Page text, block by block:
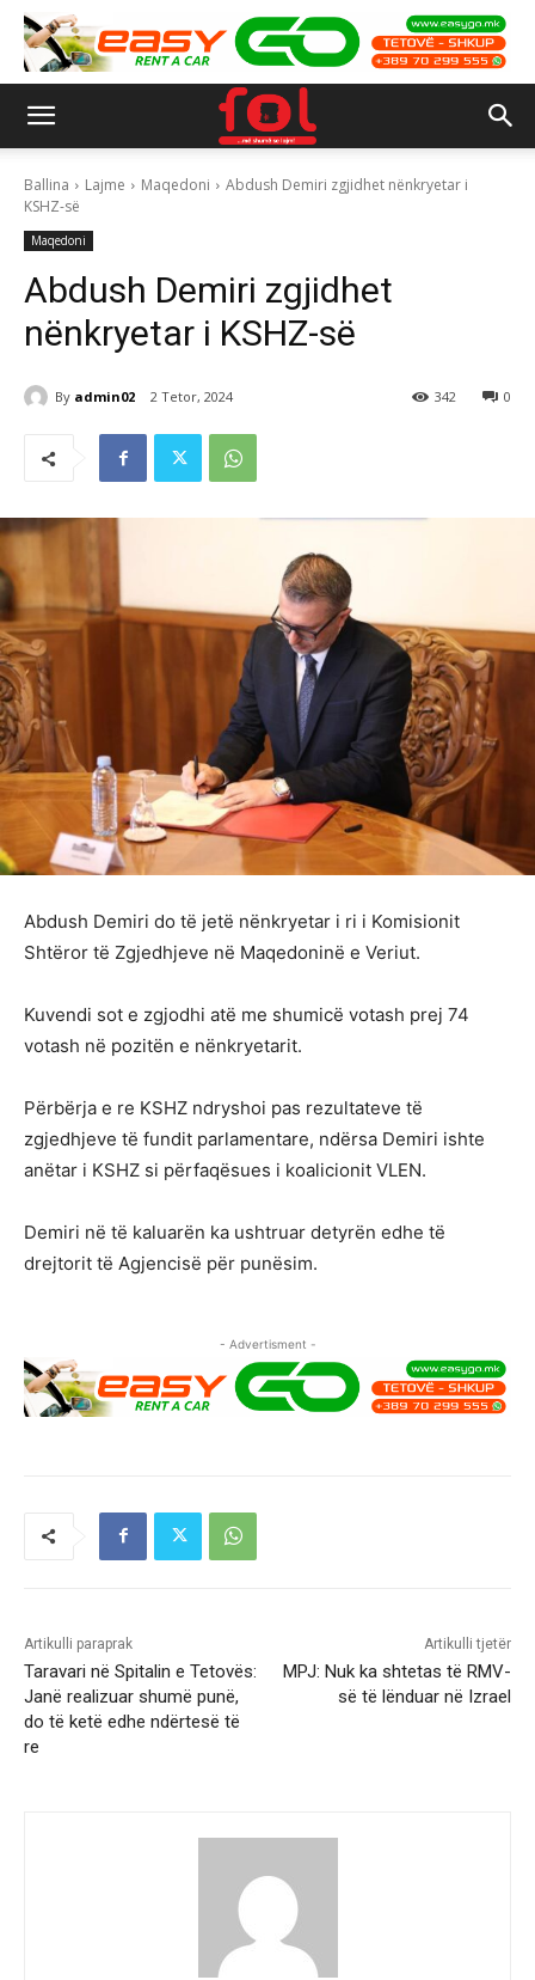
Ballina Lajme Maqedoni
Abdush Demiri zgjidhet nënkryetar i
KSHZ-së
Maqedoni
Abdush Demiri zgjidhet
nënkryetar i KSHZ-së
By admin02 2 Tetor, 2024 0
342
Abdush Demiri do të jetë nënkryetar i ri i Komisionit
Shtëror të Zgjedhjeve në Maqedoninë e Veriut.
Kuvendi sot e zgjodhi atë me shumicë votash prej 74
votash në pozitën e nënkryetarit.
Përbërja e re KSHZ ndryshoi pas rezultateve të
zgjedhjeve të fundit parlamentare, ndërsa Demiri ishte
anëtar i KSHZ si përfaqësues i koalicionit VLEN.
Demiri në të kaluarën ka ushtruar detyrën edhe të
drejtorit të Agjencisë për punësim.
- Advertisment -
Artikulli paraprak
Taravari në Spitalin e Tetovës:
Janë realizuar shumë punë,
do të ketë edhe ndërtesë të
re
Artikulli tjetër
MPJ: Nuk ka shtetas të RMV-
së të lënduar në Izrael